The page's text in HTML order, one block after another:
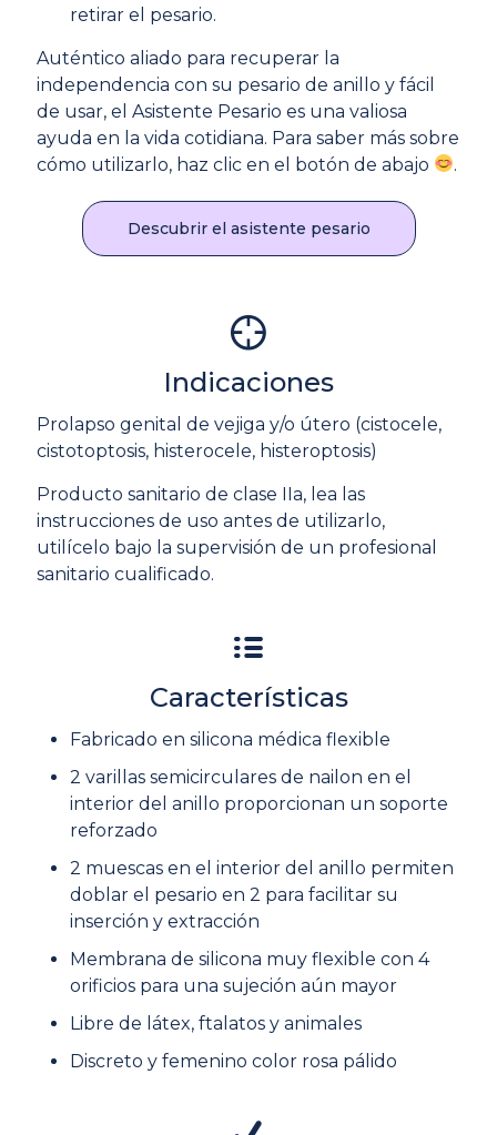
retirar el pesario.
Auténtico aliado para recuperar la
independencia con su pesario de anillo y fácil
de usar, el Asistente Pesario es una valiosa
ayuda en la vida cotidiana. Para saber más sobre
cómo utilizarlo, haz clic en el botón de abajo
.
Descubrir el asistente pesario
Indicaciones
Prolapso genital de vejiga y/o útero (cistocele,
cistotoptosis, histerocele, histeroptosis)
Producto sanitario de clase IIa, lea las
instrucciones de uso antes de utilizarlo,
utilícelo bajo la supervisión de un profesional
sanitario cualificado.
Características
Fabricado en silicona médica flexible
2 varillas semicirculares de nailon en el
interior del anillo proporcionan un soporte
reforzado
2 muescas en el interior del anillo permiten
doblar el pesario en 2 para facilitar su
inserción y extracción
Membrana de silicona muy flexible con 4
orificios para una sujeción aún mayor
Libre de látex, ftalatos y animales
Discreto y femenino color rosa pálido